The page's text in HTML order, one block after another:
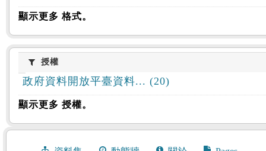
顯示更多 格式。
授權授權
政府資料開放平臺資料... (20)
顯示更多 授權。